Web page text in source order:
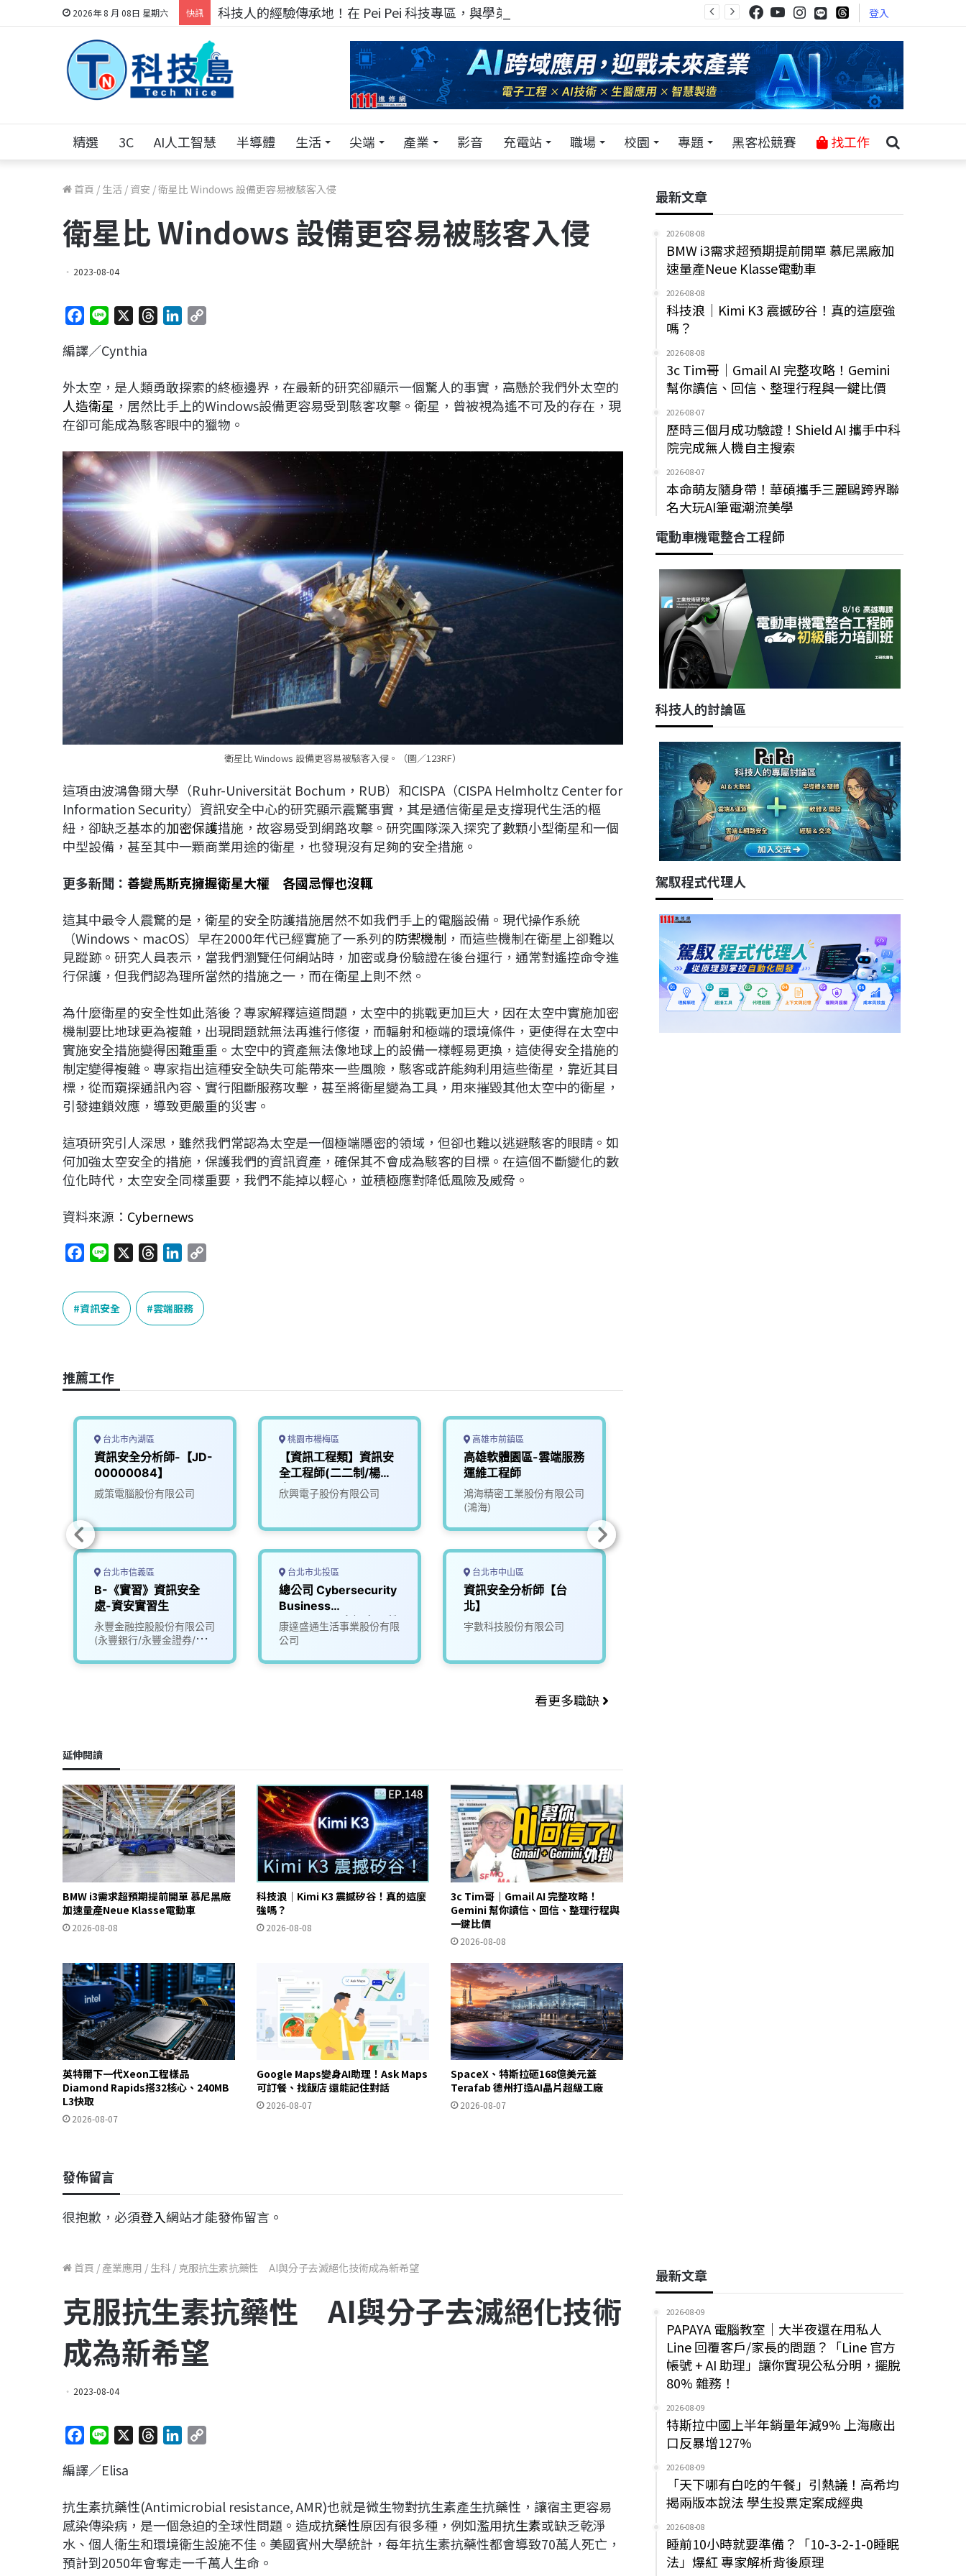
2026年 8 月 08日 星期六 快訊 科技人的經驗傳承地！在 Pei Pei 科技專區，與學弟妹交流最硬核的技術 登入
精選 3C AI人工智慧 半導體 生活 尖端 產業 影音 充電站 職場 校園 專題 黑客松競賽 找工作
首頁 / 生活 / 資安 /衛星比 Windows 設備更容易被駭客入侵
衛星比 Windows 設備更容易被駭客入侵
2023-08-04
c
b
o
o
n
a
d
s
e
d
I
L
i
n
編譯／Cynthia
外太空，是人類勇敢探索的終極邊界，在最新的研究卻顯示一個驚人的事實，高懸於我們外太空的
人造衛星 ，居然比手上的Windows設備更容易受到駭客攻擊。衛星，曾被視為遙不可及的存在，現
在卻可能成為駭客眼中的獵物。
衛星比 Windows 設備更容易被駭客入侵。（圖／123RF）
這項由波鴻魯爾大學（Ruhr-Universität Bochum，RUB）和CISPA（CISPA Helmholtz Center for
Information Security）資訊安全中心的研究顯示震驚事實，其是通信衛星是支撐現代生活的樞
紐，卻缺乏基本的加密保護措施，故容易受到網路攻擊。研究團隊深入探究了數顆小型衛星和一個
中型設備，甚至其中一顆商業用途的衛星，也發現沒有足夠的安全措施。
更多新聞： 善變馬斯克擁握衛星大權 各國忌憚也沒輒
這其中最令人震驚的是，衛星的安全防護措施居然不如我們手上的電腦設備。現代操作系統
（Windows、macOS）早在2000年代已經實施了一系列的防禦機制 ，而這些機制在衛星上卻難以
見蹤跡。研究人員表示，當我們瀏覽任何網站時，加密或身份驗證在後台運行，通常對遙控命令進
行保護，但我們認為理所當然的措施之一，而在衛星上則不然。
為什麼衛星的安全性如此落後？專家解釋這道問題，太空中的挑戰更加巨大，因在太空中實施加密
機制要比地球更為複雜，出現問題就無法再進行修復，而輻射和極端的環境條件，更使得在太空中
實施安全措施變得困難重重。太空中的資產無法像地球上的設備一樣輕易更換，這使得安全措施的
制定變得複雜。專家指出這種安全缺失可能帶來一些風險，駭客或許能夠利用這些衛星，靠近其目
標，從而窺探通訊內容、實行阻斷服務攻擊，甚至將衛星變為工具，用來摧毀其他太空中的衛星，
引發連鎖效應，導致更嚴重的災害。
這項研究引人深思，雖然我們常認為太空是一個極端隱密的領域，但卻也難以逃避駭客的眼睛。如
何加強太空安全的措施，保護我們的資訊資產，確保其不會成為駭客的目標。在這個不斷變化的數
位化時代，太空安全同樣重要，我們不能掉以輕心，並積極應對降低風險及威脅。
資料來源： Cybernews
c
e
b
k
n
e
r
e
a
n
k
e
資訊安全 雲端服務
推薦工作
台北市內湖區
資訊安全分析師-【JD-
00000084】
威策電腦股份有限公司
台北市信義區
B-《實習》資訊安全
處-資安實習生
永豐金融控股股份有限公司
(永豐銀行/永豐金證券/永豐
桃園市楊梅區
【資訊工程類】資訊安
全工程師(二二制/楊梅
廠區)
欣興電子股份有限公司
台北市北投區
總公司 Cybersecurity
Business
Manager（資訊安全營
運經理）_台北
康達盛通生活事業股份有限
公司
高雄市前鎮區
高雄軟體園區-雲端服務
運維工程師
鴻海精密工業股份有限公司
(鴻海)
台北市中山區
資訊安全分析師【台
北】
宇數科技股份有限公司
看更多職缺
延伸閱讀
BMW i3需求超預期提前開單 慕尼黑廠
加速量產Neue Klasse電動車
2026-08-08
科技浪｜Kimi K3 震撼矽谷！真的這麼
強嗎？
2026-08-08
3c Tim哥｜Gmail AI 完整攻略！
Gemini 幫你讀信、回信、整理行程與
一鍵比價
2026-08-08
英特爾下一代Xeon工程樣品
Diamond Rapids搭32核心、240MB
L3快取
2026-08-07
Google Maps變身AI助理！Ask Maps
可訂餐、找飯店 還能記住對話
2026-08-07
SpaceX、特斯拉砸168億美元蓋
Terafab 德州打造AI晶片超級工廠
2026-08-07
發佈留言
很抱歉，必須登入網站才能發佈留言。
最新文章
2026-08-08
BMW i3需求超預期提前開單 慕尼黑廠加
速量產Neue Klasse電動車
2026-08-08
科技浪｜Kimi K3 震撼矽谷！真的這麼強
嗎？
2026-08-08
3c Tim哥｜Gmail AI 完整攻略！Gemini
幫你讀信、回信、整理行程與一鍵比價
2026-08-07
歷時三個月成功驗證！Shield AI 攜手中科
院完成無人機自主搜索
2026-08-07
本命萌友隨身帶！華碩攜手三麗鷗跨界聯
名大玩AI筆電潮流美學
電動車機電整合工程師
科技人的討論區
駕馭程式代理人